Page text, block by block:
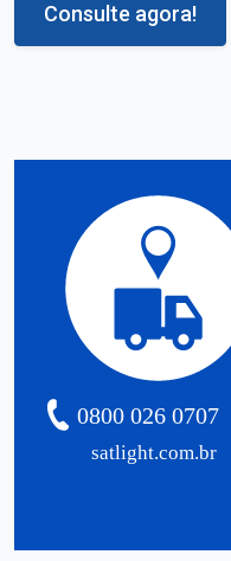
Consulte agora!
satlight.com.br
0800 026 0707